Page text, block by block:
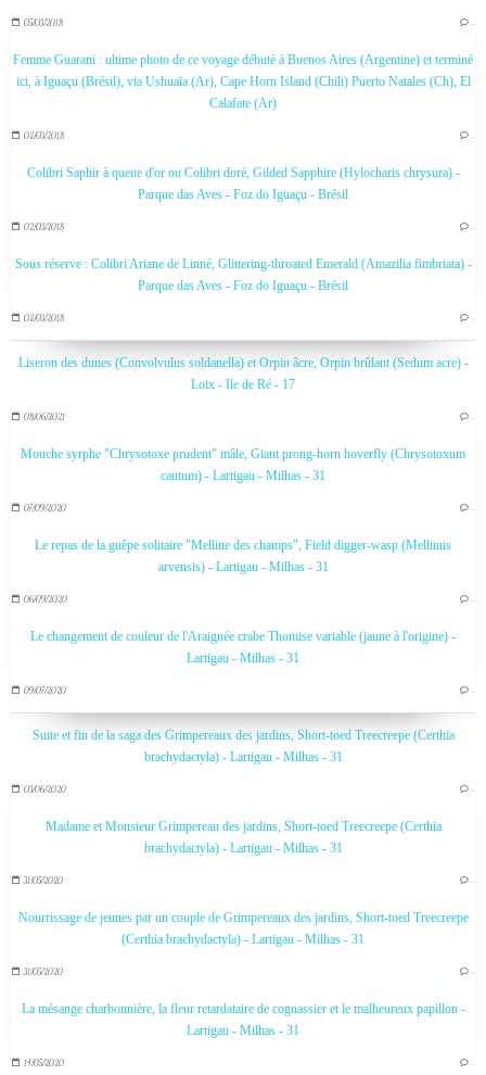
05/03/2018 …
Femme Guarani : ultime photo de ce voyage débuté à Buenos Aires (Argentine) et terminé
ici, à Iguaçu (Brésil), via Ushuaïa (Ar), Cape Horn Island (Chili) Puerto Natales (Ch), El
Calafate (Ar)
02/03/2018 …
Colibri Saphir à queue d'or ou Colibri doré, Gilded Sapphire (Hylocharis chrysura) -
Parque das Aves - Foz do Iguaçu - Brésil
02/03/2018 …
Sous réserve : Colibri Ariane de Linné, Glittering-throated Emerald (Amazilia fimbriata) -
Parque das Aves - Foz do Iguaçu - Brésil
02/03/2018 …
Liseron des dunes (Convolvulus soldanella) et Orpin âcre, Orpin brûlant (Sedum acre) -
Loix - Ile de Ré - 17
08/06/2021 …
Mouche syrphe "Chrysotoxe prudent" mâle, Giant prong-horn hoverfly (Chrysotoxum
cautum) - Lartigau - Milhas - 31
07/09/2020 …
Le repas de la guêpe solitaire "Melline des champs", Field digger-wasp (Mellinus
arvensis) - Lartigau - Milhas - 31
06/09/2020 …
Le changement de couleur de l'Araignée crabe Thomise variable (jaune à l'origine) -
Lartigau - Milhas - 31
09/07/2020 …
Suite et fin de la saga des Grimpereaux des jardins, Short-toed Treecreepe (Certhia
brachydactyla) - Lartigau - Milhas - 31
03/06/2020 …
Madame et Monsieur Grimpereau des jardins, Short-toed Treecreepe (Certhia
brachydactyla) - Lartigau - Milhas - 31
31/05/2020 …
Nourrissage de jeunes par un couple de Grimpereaux des jardins, Short-toed Treecreepe
(Certhia brachydactyla) - Lartigau - Milhas - 31
31/05/2020 …
La mésange charbonnière, la fleur retardataire de cognassier et le malheureux papillon -
Lartigau - Milhas - 31
14/05/2020 …